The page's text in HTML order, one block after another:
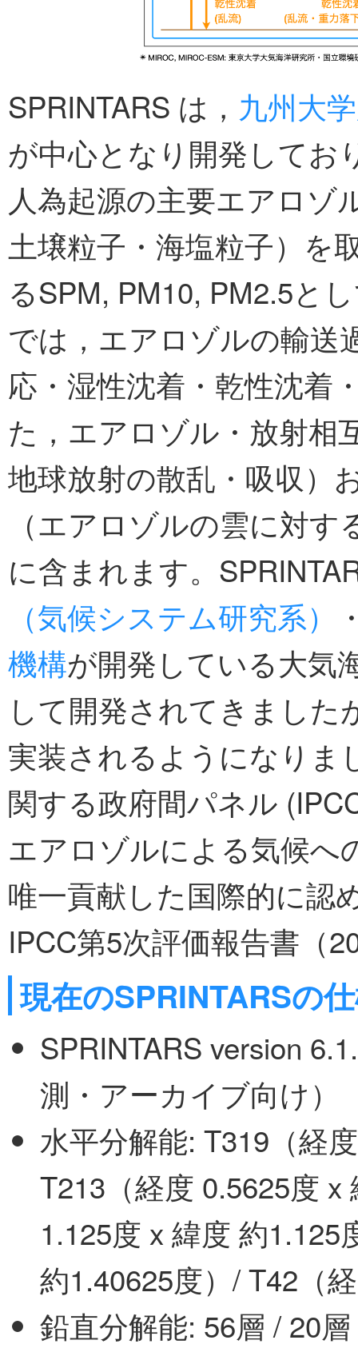
SPRINTARS は， 九州大
が中心となり開発してお
人為起源の主要エアロゾ
土壌粒子・海塩粒子）を
るSPM, PM10, PM2.5と
では，エアロゾルの輸送
応・湿性沈着・乾性沈着
た，エアロゾル・放射相
地球放射の散乱・吸収）
（エアロゾルの雲に対
に含まれます。
（気候システム研究系）
機構が開発している大気
して開発されてきました
実装されるようになりま
関する政府間パネル
エアロゾルによる気候へ
唯一貢献した国際的に認
IPCC第5次評価報告書（
現在のSPRINTARSの
SPRINTARS version
測・アーカイブ向け）
水平分解能: T319（経
T213（経度 0.5625度 x
1.125度 x 緯度 約1.125
約1.40625度）/ T42（
鉛直分解能: 56層 / 20